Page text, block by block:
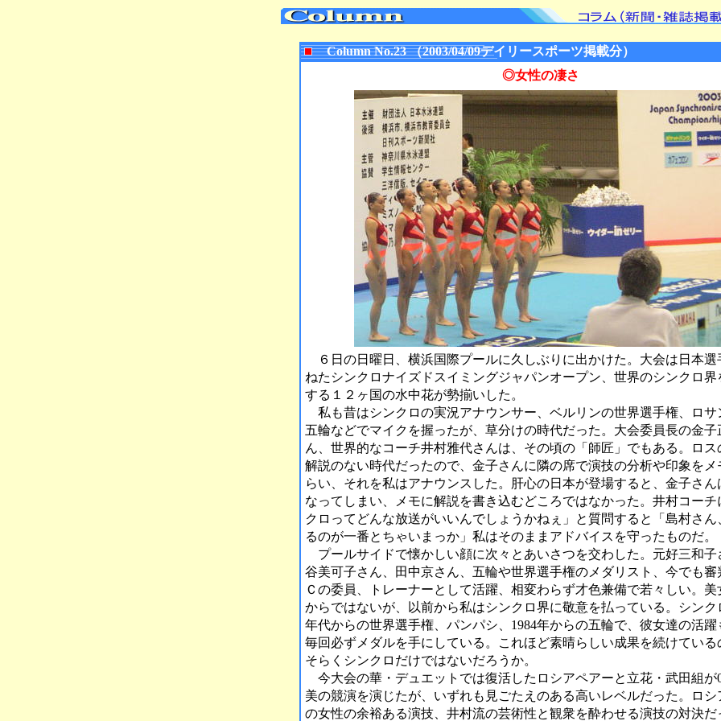
Column No.23 （2003/04/09デイリースポーツ掲載分）
◎女性の凄さ
６日の日曜日、横浜国際プールに久しぶりに出かけた。大会は日本選
ねたシンクロナイズドスイミングジャパンオープン、世界のシンクロ界
する１２ヶ国の水中花が勢揃いした。
私も昔はシンクロの実況アナウンサー、ベルリンの世界選手権、ロサ
五輪などでマイクを握ったが、草分けの時代だった。大会委員長の金子
ん、世界的なコーチ井村雅代さんは、その頃の「師匠」でもある。ロス
解説のない時代だったので、金子さんに隣の席で演技の分析や印象をメ
らい、それを私はアナウンスした。肝心の日本が登場すると、金子さん
なってしまい、メモに解説を書き込むどころではなかった。井村コーチ
クロってどんな放送がいいんでしょうかねぇ」と質問すると「島村さん
るのが一番とちゃいまっか」私はそのままアドバイスを守ったものだ。
プールサイドで懐かしい顔に次々とあいさつを交わした。元好三和子
谷美可子さん、田中京さん、五輪や世界選手権のメダリスト、今でも審
Ｃの委員、トレーナーとして活躍、相変わらず才色兼備で若々しい。美
からではないが、以前から私はシンクロ界に敬意を払っている。シンク
年代からの世界選手権、パンパシ、1984年からの五輪で、彼女達の活躍
毎回必ずメダルを手にしている。これほど素晴らしい成果を続けている
そらくシンクロだけではないだろうか。
今大会の華・デュエットでは復活したロシアペアーと立花・武田組が
美の競演を演じたが、いずれも見ごたえのある高いレベルだった。ロシ
の女性の余裕ある演技、井村流の芸術性と観衆を酔わせる演技の対決だ